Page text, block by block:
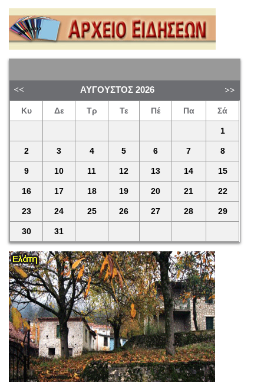
ΑΎΓΟΥΣΤΟΣ 2026
Κυ Δε Τρ Τε Πέ Πα Σά
1
2 3 4 5 6 7 8
9 10 11 12 13 14 15
16 17 18 19 20 21 22
23 24 25 26 27 28 29
30 31